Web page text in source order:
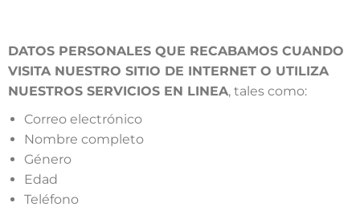
DATOS PERSONALES QUE RECABAMOS CUANDO
VISITA NUESTRO SITIO DE INTERNET O UTILIZA
NUESTROS SERVICIOS EN LINEA, tales como:
Correo electrónico
Nombre completo
Género
Edad
Teléfono